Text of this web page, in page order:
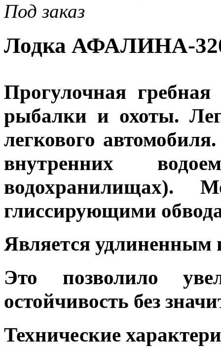
Под заказ
Лодка АФАЛИНА-
Прогулочная
рыбалки и охоты.
легкового
внутренних
водохранилищах).
глиссирующими
Является
Это позволило
остойчивость без
Технические